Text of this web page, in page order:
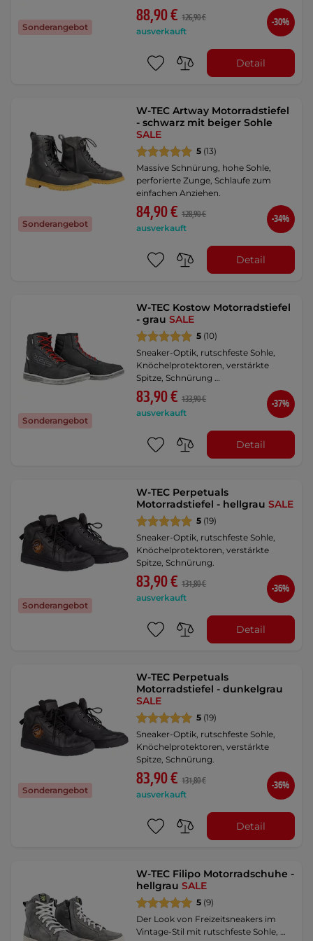
Sonderangebot
88,90 € 126,90 €
ausverkauft
-30%
Detail
Sonderangebot
W-TEC Artway Motorradstiefel
- schwarz mit beiger Sohle
SALE
5 (13)
Massive Schnürung, hohe Sohle,
perforierte Zunge, Schlaufe zum
einfachen Anziehen.
84,90 € 128,90 €
ausverkauft
-34%
Detail
Sonderangebot
W-TEC Kostow Motorradstiefel
- grauSALE
5 (10)
Sneaker-Optik, rutschfeste Sohle,
Knöchelprotektoren, verstärkte
Spitze, Schnürung …
83,90 € 133,90 €
ausverkauft
-37%
Detail
Sonderangebot
W-TEC Perpetuals
Motorradstiefel - hellgrauSALE
5 (19)
Sneaker-Optik, rutschfeste Sohle,
Knöchelprotektoren, verstärkte
Spitze, Schnürung.
83,90 € 131,80 €
ausverkauft
-36%
Detail
Sonderangebot
W-TEC Perpetuals
Motorradstiefel - dunkelgrau
SALE
5 (19)
Sneaker-Optik, rutschfeste Sohle,
Knöchelprotektoren, verstärkte
Spitze, Schnürung.
83,90 € 131,80 €
ausverkauft
-36%
Detail
W-TEC Filipo Motorradschuhe -
hellgrauSALE
5 (9)
Der Look von Freizeitsneakers im
Vintage-Stil mit rutschfeste Sohle, …